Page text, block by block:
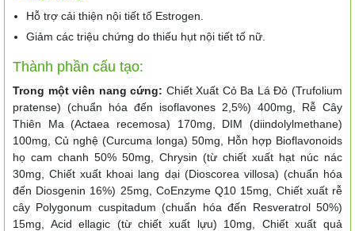
Hỗ trợ cải thiện nội tiết tố Estrogen.
Giảm các triệu chứng do thiếu hụt nội tiết tố nữ.
Thành phần cấu tạo:
Trong một viên nang cứng: Chiết Xuất Cỏ Ba Lá Đỏ (Trufolium
pratense) (chuẩn hóa đến isoflavones 2,5%) 400mg, Rễ Cây
Thiên Ma (Actaea recemosa) 170mg, DIM (diindolylmethane)
100mg, Củ nghệ (Curcuma longa) 50mg, Hỗn hợp Bioflavonoids
họ cam chanh 50% 50mg, Chrysin (từ chiết xuất hạt núc nác
30mg, Chiết xuất khoai lang dại (Dioscorea villosa) (chuẩn hóa
đến Diosgenin 16%) 25mg, CoEnzyme Q10 15mg, Chiết xuất rễ
cây Polygonum cuspitadum (chuẩn hóa đến Resveratrol 50%)
15mg, Acid ellagic (từ chiết xuất lựu) 10mg, Chiết xuất quả